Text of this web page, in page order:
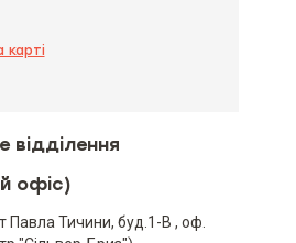
карті
відділення
офіс)
Павла Тичини, буд.1-В , оф.